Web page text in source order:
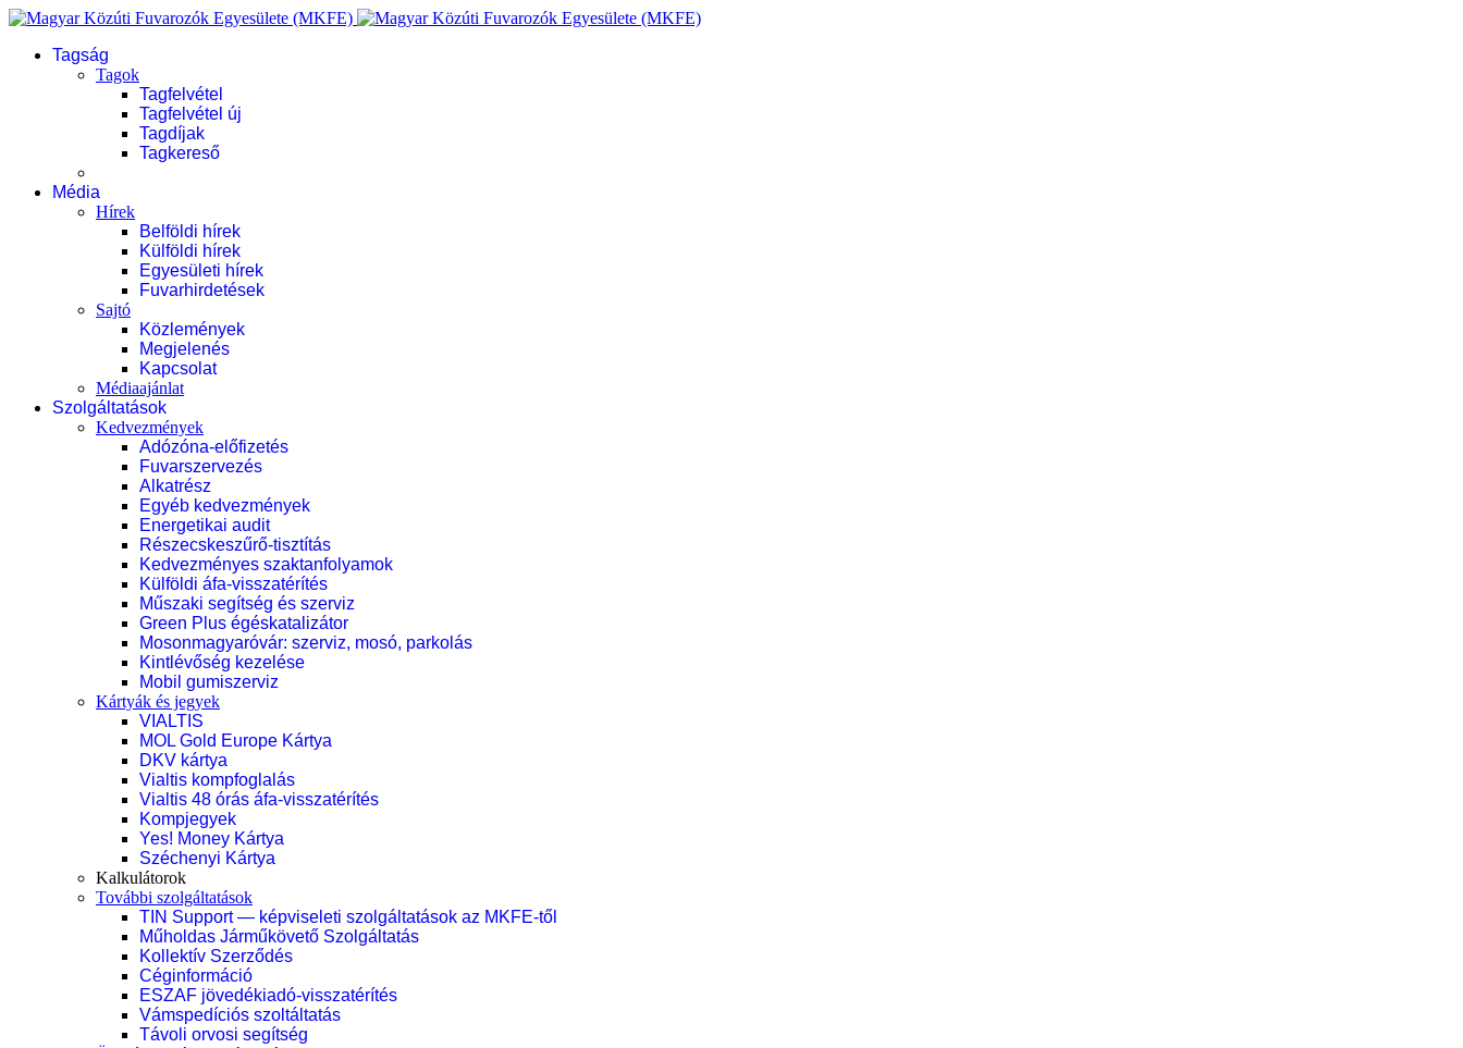
Tagság
Tagok
Tagfelvétel
Tagfelvétel új
Tagdíjak
Tagkereső
Média
Hírek
Belföldi hírek
Külföldi hírek
Egyesületi hírek
Fuvarhirdetések
Sajtó
Közlemények
Megjelenés
Kapcsolat
Médiaajánlat
Szolgáltatások
Kedvezmények
Adózóna-előfizetés
Fuvarszervezés
Alkatrész
Egyéb kedvezmények
Energetikai audit
Részecskeszűrő-tisztítás
Kedvezményes szaktanfolyamok
Külföldi áfa-visszatérítés
Műszaki segítség és szerviz
Green Plus égéskatalizátor
Mosonmagyaróvár: szerviz, mosó, parkolás
Kintlévőség kezelése
Mobil gumiszerviz
Kártyák és jegyek
VIALTIS
MOL Gold Europe Kártya
DKV kártya
Vialtis kompfoglalás
Vialtis 48 órás áfa-visszatérítés
Kompjegyek
Yes! Money Kártya
Széchenyi Kártya
Kalkulátorok
További szolgáltatások
TIN Support — képviseleti szolgáltatások az MKFE-től
Műholdas Járműkövető Szolgáltatás
Kollektív Szerződés
Céginformáció
ESZAF jövedékiadó-visszatérítés
Vámspedíciós szoltáltatás
Távoli orvosi segítség